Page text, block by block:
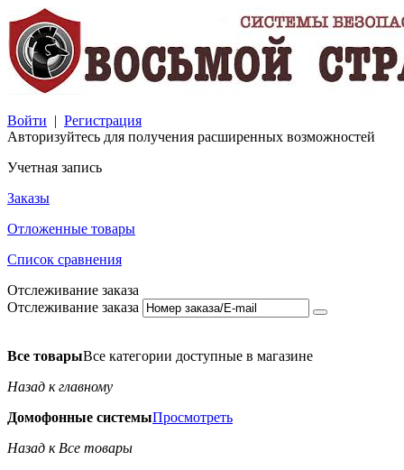
Войти | Регистрация
Авторизуйтесь для получения расширенных возможностей
Учетная запись
Заказы
Отложенные товары
Список сравнения
Отслеживание заказа
Отслеживание заказа
Все товарыВсе категории доступные в магазине
Назад к главному
Домофонные системыПросмотреть
Назад к Все товары